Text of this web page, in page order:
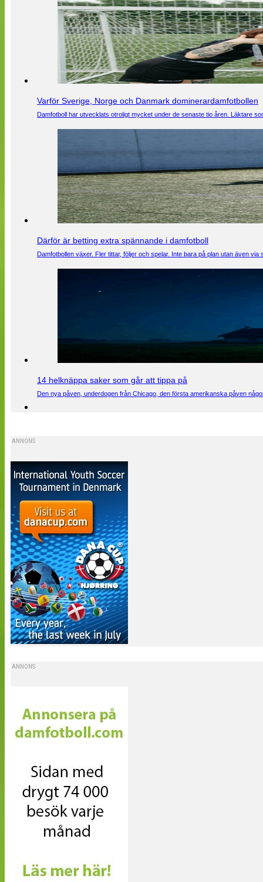
Varför Sverige, Norge och Danmark dominerardamfotbollen
Damfotboll har utvecklats otroligt mycket under de senaste tio åren. Läktare
Därför är betting extra spännande i damfotboll
Damfotbollen växer. Fler tittar, följer och spelar. Inte bara på plan utan även
14 helknäppa saker som går att tippa på
Den nya påven, underdogen från Chicago, den första amerikanska påven
ANNONS
ANNONS